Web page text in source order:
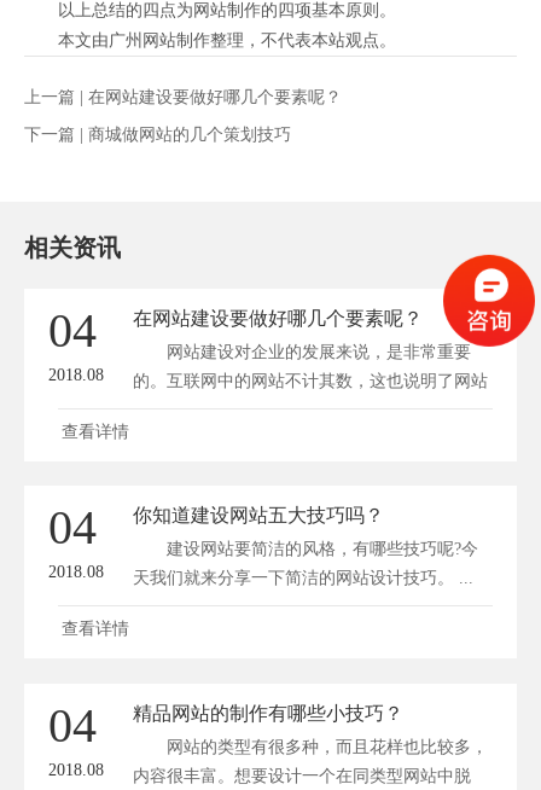
以上总结的四点为网站制作的四项基本原则。
本文由广州网站制作整理，不代表本站观点。
上一篇 | 在网站建设要做好哪几个要素呢？
下一篇 | 商城做网站的几个策划技巧
相关资讯
04
2018.08
在网站建设要做好哪几个要素呢？
网站建设对企业的发展来说，是非常重要
的。互联网中的网站不计其数，这也说明了网站
对...
查看详情
04
2018.08
你知道建设网站五大技巧吗？
建设网站要简洁的风格，有哪些技巧呢?今
天我们就来分享一下简洁的网站设计技巧。 ...
查看详情
04
2018.08
精品网站的制作有哪些小技巧？
网站的类型有很多种，而且花样也比较多，
内容很丰富。想要设计一个在同类型网站中脱